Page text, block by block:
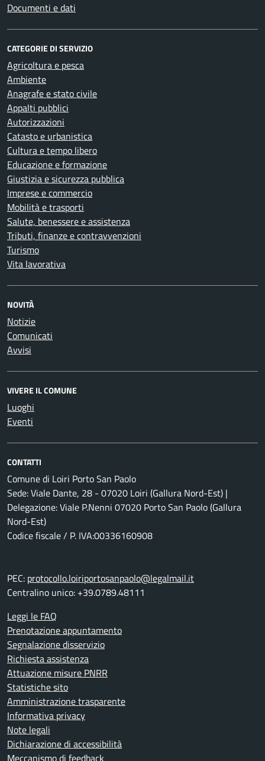
Documenti e dati
CATEGORIE DI SERVIZIO
Agricoltura e pesca
Ambiente
Anagrafe e stato civile
Appalti pubblici
Autorizzazioni
Catasto e urbanistica
Cultura e tempo libero
Educazione e formazione
Giustizia e sicurezza pubblica
Imprese e commercio
Mobilità e trasporti
Salute, benessere e assistenza
Tributi, finanze e contravvenzioni
Turismo
Vita lavorativa
NOVITÀ
Notizie
Comunicati
Avvisi
VIVERE IL COMUNE
Luoghi
Eventi
CONTATTI
Comune di Loiri Porto San Paolo
Sede: Viale Dante, 28 - 07020 Loiri (Gallura Nord-Est) |
Delegazione: Viale P.Nenni 07020 Porto San Paolo (Gallura
Nord-Est)
Codice fiscale / P. IVA:00336160908
PEC: protocollo.loiriportosanpaolo@legalmail.it
Centralino unico: +39.0789.48111
Leggi le FAQ
Prenotazione appuntamento
Segnalazione disservizio
Richiesta assistenza
Attuazione misure PNRR
Statistiche sito
Amministrazione trasparente
Informativa privacy
Note legali
Dichiarazione di accessibilità
Meccanismo di feedback